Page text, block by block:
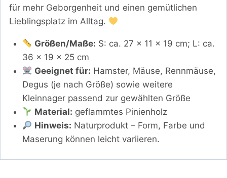
für mehr Geborgenheit und einen gemütlichen
Lieblingsplatz im Alltag.
Größen/Maße: S: ca. 27 × 11 × 19 cm; L: ca.
36 × 19 × 25 cm
Geeignet für: Hamster, Mäuse, Rennmäuse,
Degus (je nach Größe) sowie weitere
Kleinnager passend zur gewählten Größe
Material: geflammtes Pinienholz
Hinweis: Naturprodukt – Form, Farbe und
Maserung können leicht variieren.